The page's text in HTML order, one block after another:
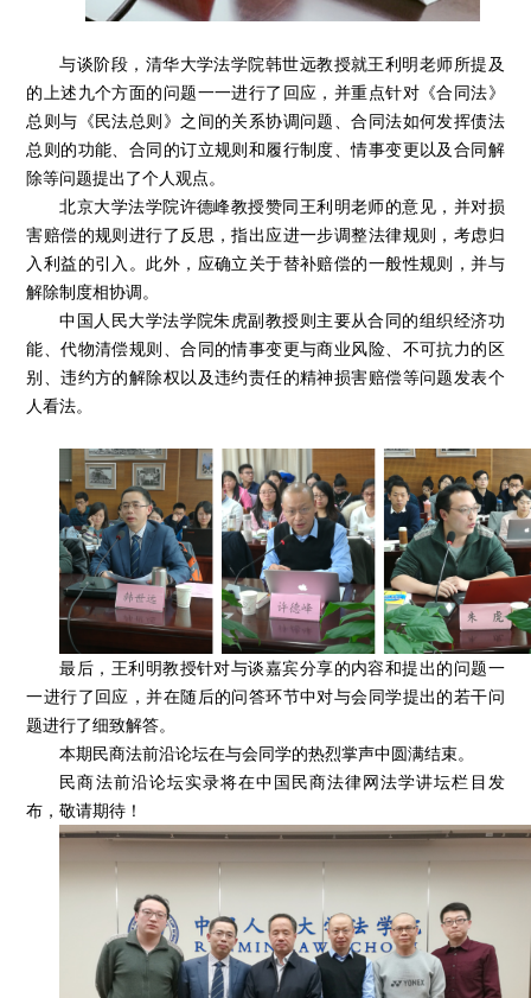
与谈阶段，清华大学法学院韩世远教授就王利明老师所提及
的上述九个方面的问题一一进行了回应，并重点针对《合同法》
总则与《民法总则》之间的关系协调问题、合同法如何发挥债法
总则的功能、合同的订立规则和履行制度、情事变更以及合同解
除等问题提出了个人观点。
北京大学法学院许德峰教授赞同王利明老师的意见，并对损
害赔偿的规则进行了反思，指出应进一步调整法律规则，考虑归
入利益的引入。此外，应确立关于替补赔偿的一般性规则，并与
解除制度相协调。
中国人民大学法学院朱虎副教授则主要从合同的组织经济功
能、代物清偿规则、合同的情事变更与商业风险、不可抗力的区
别、违约方的解除权以及违约责任的精神损害赔偿等问题发表个
人看法。
最后，王利明教授针对与谈嘉宾分享的内容和提出的问题一
一进行了回应，并在随后的问答环节中对与会同学提出的若干问
题进行了细致解答。
本期民商法前沿论坛在与会同学的热烈掌声中圆满结束。
民商法前沿论坛实录将在中国民商法律网法学讲坛栏目发
布，敬请期待！